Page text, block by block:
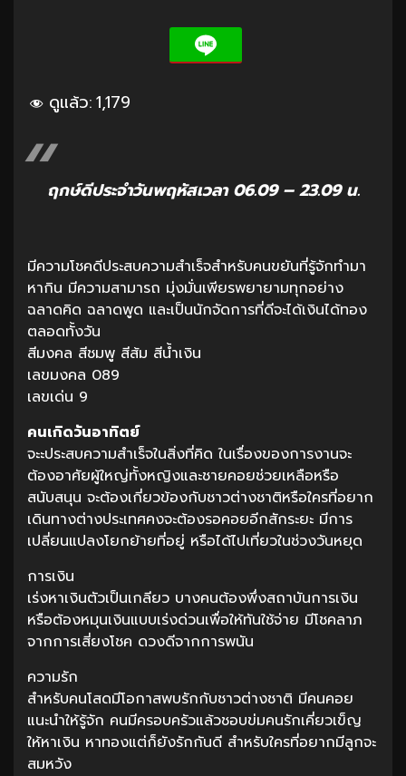
ดูแล้ว:1,179
ฤกษ์ดีประจำวันพฤหัสเวลา 06.09 – 23.09 น.
มีความโชคดีประสบความสำเร็จสำหรับคนขยันที่รู้จักทำมา
หากิน มีความสามารถ มุ่งมั่นเพียรพยายามทุกอย่าง
ฉลาดคิด ฉลาดพูด และเป็นนักจัดการที่ดีจะได้เงินได้ทอง
ตลอดทั้งวัน
สีมงคล สีชมพู สีส้ม สีน้ำเงิน
เลขมงคล 089
เลขเด่น 9
คนเกิดวันอาทิตย์
จะะประสบความสำเร็จในสิ่งที่คิด ในเรื่องของการงานจะ
ต้องอาศัยผู้ใหญ่ทั้งหญิงและชายคอยช่วยเหลือหรือ
สนับสนุน จะต้องเกี่ยวข้องกับชาวต่างชาติหรือใครที่อยาก
เดินทางต่างประเทศคงจะต้องรอคอยอีกสักระยะ มีการ
เปลี่ยนแปลงโยกย้ายที่อยู่ หรือได้ไปเที่ยวในช่วงวันหยุด
การเงิน
เร่งหาเงินตัวเป็นเกลียว บางคนต้องพึ่งสถาบันการเงิน
หรือต้องหมุนเงินแบบเร่งด่วนเพื่อให้ทันใช้จ่าย มีโชคลาภ
จากการเสี่ยงโชค ดวงดีจากการพนัน
ความรัก
สำหรับคนโสดมีโอกาสพบรักกับชาวต่างชาติ มีคนคอย
แนะนำให้รู้จัก คนมีครอบครัวแล้วชอบข่มคนรักเคี่ยวเข็ญ
ให้หาเงิน หาทองแต่ก็ยังรักกันดี สำหรับใครที่อยากมีลูกจะ
สมหวัง